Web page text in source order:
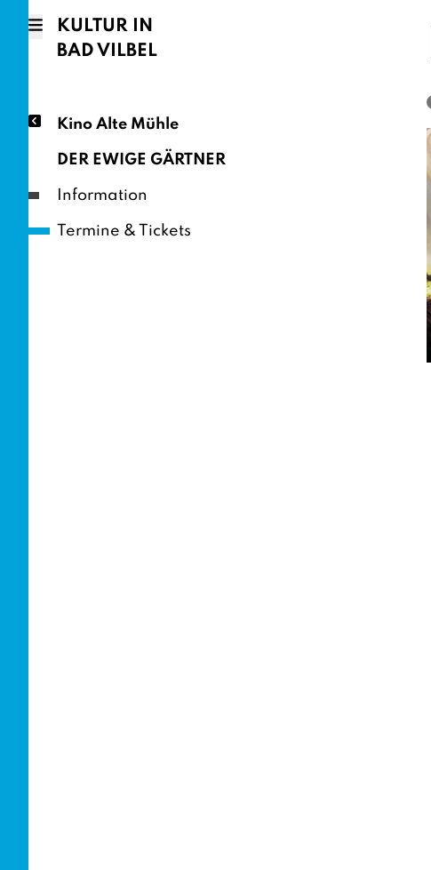
KULTUR IN
BAD VILBEL
Kino Alte Mühle
DER EWIGE GÄRTNER
Information
Termine & Tickets